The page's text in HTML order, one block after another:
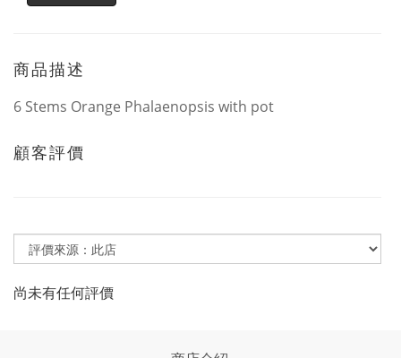
商品描述
6 Stems Orange Phalaenopsis with pot
顧客評價
尚未有任何評價